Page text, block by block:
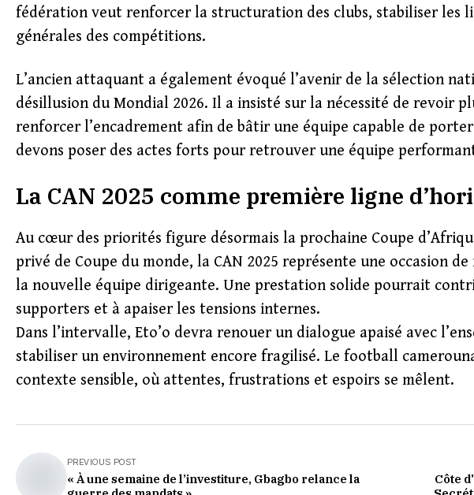
fédération veut renforcer la structuration des clubs, stabiliser les
générales des compétitions.
L’ancien attaquant a également évoqué l’avenir de la sélection
désillusion du Mondial 2026. Il a insisté sur la nécessité de revoir
renforcer l’encadrement afin de bâtir une équipe capable de
devons poser des actes forts pour retrouver une équipe
La CAN 2025 comme première ligne
Au cœur des priorités figure désormais la prochaine Coupe
privé de Coupe du monde, la CAN 2025 représente une occasion
la nouvelle équipe dirigeante. Une prestation solide pourrait
supporters et à apaiser les tensions internes.
Dans l’intervalle, Eto’o devra renouer un dialogue apaisé avec
stabiliser un environnement encore fragilisé. Le football
contexte sensible, où attentes, frustrations et espoirs se mêlent.
PREVIOUS POST
« À une semaine de l’investiture, Gbagbo relance la
Côte